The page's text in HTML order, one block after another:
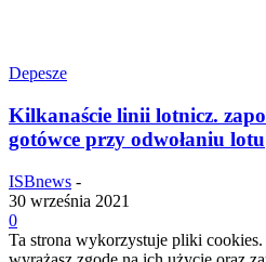
Depesze
Kilkanaście linii lotnicz.
gotówce przy odwołaniu lotu
ISBnews -
30 września 2021
0
Ta strona wykorzystuje pliki